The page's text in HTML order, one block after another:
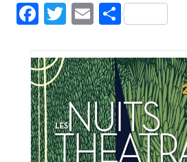
Facebook
Twitter
EmailPartager